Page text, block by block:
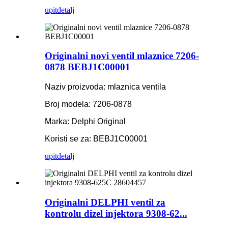
upitdetalj
Originalni novi ventil mlaznice 7206-
0878 BEBJ1C00001
Naziv proizvoda: mlaznica ventila
Broj modela: 7206-0878
Marka: Delphi Original
Koristi se za: BEBJ1C00001
upitdetalj
Originalni DELPHI ventil za
kontrolu dizel injektora 9308-62...